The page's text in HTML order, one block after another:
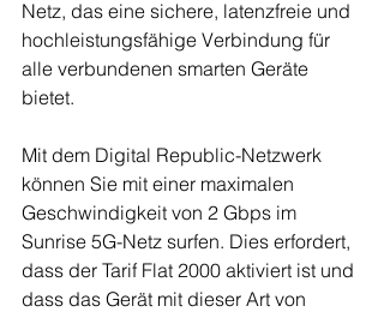
Netz, das eine sichere, latenzfreie und
hochleistungsfähige Verbindung für
alle verbundenen smarten Geräte
bietet.
Mit dem Digital Republic-Netzwerk
können Sie mit einer maximalen
Geschwindigkeit von 2 Gbps im
Sunrise 5G-Netz surfen. Dies erfordert,
dass der Tarif Flat 2000 aktiviert ist und
dass das Gerät mit dieser Art von